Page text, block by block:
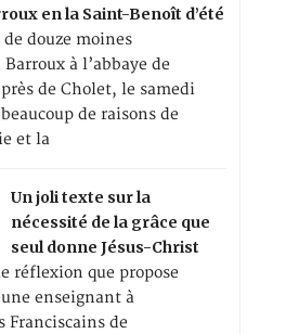
en la Saint-Benoît d’été
douze moines
à l’abbaye de
de Cholet, le samedi
de raisons de
et la
Un joli texte sur la
nécessité de la grâce que
seul donne Jésus-Christ
réflexion que propose
enseignant à
Franciscains de